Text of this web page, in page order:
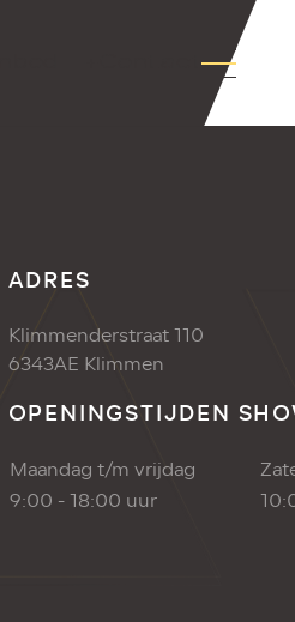
+Contact
ADRES
Klimmenderstraat 110
6343AE Klimmen
OPENINGSTIJDEN
Maandag t/m vrijdag
9:00 - 18:00 uur